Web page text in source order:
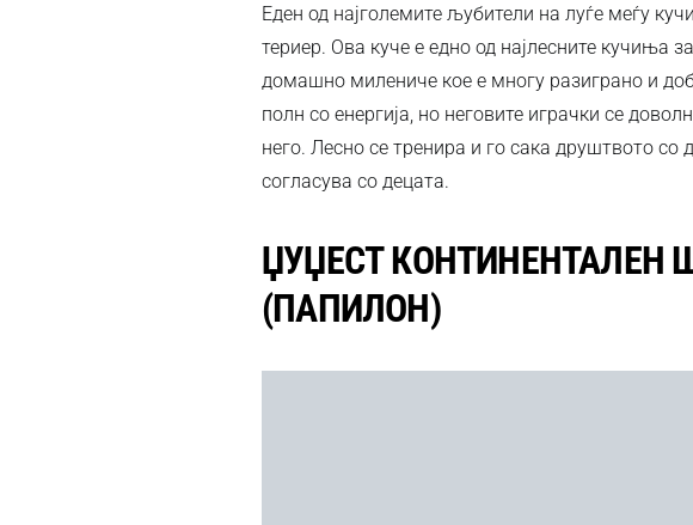
Еден од најголемите љубители на луѓе меѓу
териер. Ова куче е едно од најлесните кучиња
домашно милениче кое е многу разиграно и
полн со енергија, но неговите играчки се
него. Лесно се тренира и го сака друштвото со
согласува со децата.
ЏУЏЕСТ КОНТИНЕНТАЛЕН
(ПАПИЛОН)